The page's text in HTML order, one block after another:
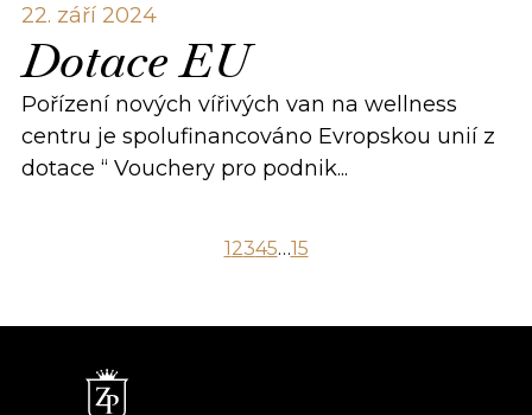
22. září 2024
Dotace EU
Pořízení nových vířivých van na wellness
centru je spolufinancováno Evropskou unií z
dotace “ Vouchery pro podnik...
12345…15